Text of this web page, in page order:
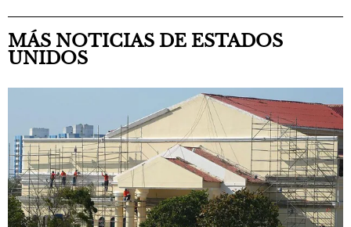
MÁS NOTICIAS DE ESTADOS
UNIDOS